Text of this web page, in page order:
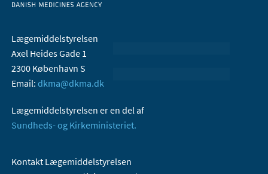
Lægemiddelstyrelsen
Axel Heides Gade 1
2300 København S
Email: dkma@dkma.dk
Lægemiddelstyrelsen er en del af
Sundheds- og Kirkeministeriet.
Kontakt Lægemiddelstyrelsen